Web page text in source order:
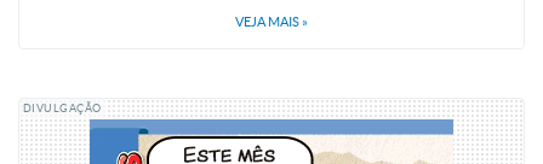
VEJA MAIS »
DIVULGAÇÃO